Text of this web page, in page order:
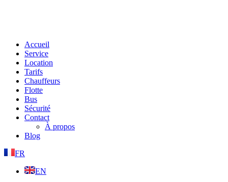
Accueil
Service
Location
Tarifs
Chauffeurs
Flotte
Bus
Sécurité
Contact
À propos
Blog
FR
EN